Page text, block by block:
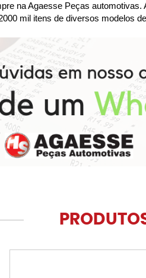
na Agaesse Peças
mil itens de diversos modelos